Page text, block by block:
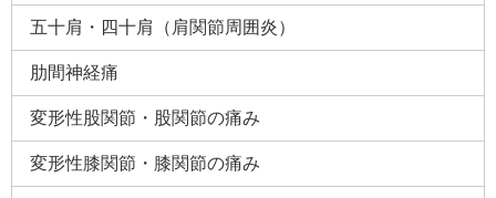
五十肩・四十肩（肩関節周囲炎）
肋間神経痛
変形性股関節・股関節の痛み
変形性膝関節・膝関節の痛み